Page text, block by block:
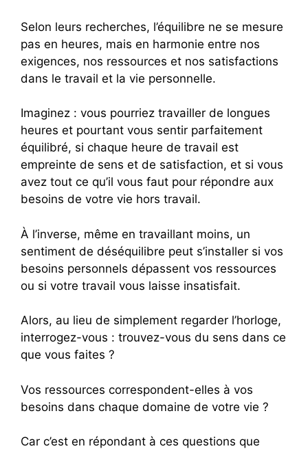
Selon leurs recherches, l’équilibre ne se mesure
pas en heures, mais en harmonie entre nos
exigences, nos ressources et nos satisfactions
dans le travail et la vie personnelle.
Imaginez : vous pourriez travailler de longues
heures et pourtant vous sentir parfaitement
équilibré, si chaque heure de travail est
empreinte de sens et de satisfaction, et si vous
avez tout ce qu’il vous faut pour répondre aux
besoins de votre vie hors travail.
À l’inverse, même en travaillant moins, un
sentiment de déséquilibre peut s’installer si vos
besoins personnels dépassent vos ressources
ou si votre travail vous laisse insatisfait.
Alors, au lieu de simplement regarder l’horloge,
interrogez-vous : trouvez-vous du sens dans ce
que vous faites ?
Vos ressources correspondent-elles à vos
besoins dans chaque domaine de votre vie ?
Car c’est en répondant à ces questions que